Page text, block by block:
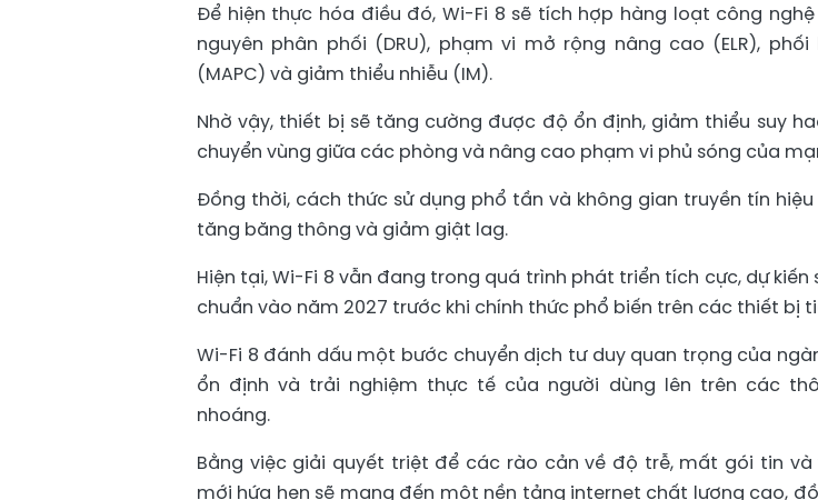
Để hiện thực hóa điều đó, Wi-Fi 8 sẽ tích hợp hàng loạt công
nguyên phân phối (DRU), phạm vi mở rộng nâng cao (ELR),
(MAPC) và giảm thiểu nhiễu (IM).
Nhờ vậy, thiết bị sẽ tăng cường được độ ổn định, giảm thiểu suy
chuyển vùng giữa các phòng và nâng cao phạm vi phủ sóng của
Đồng thời, cách thức sử dụng phổ tần và không gian truyền tín
tăng băng thông và giảm giật lag.
Hiện tại, Wi-Fi 8 vẫn đang trong quá trình phát triển tích cực, dự kiến
chuẩn vào năm 2027 trước khi chính thức phổ biến trên các thiết bị
Wi-Fi 8 đánh dấu một bước chuyển dịch tư duy quan trọng của
ổn định và trải nghiệm thực tế của người dùng lên trên các
nhoáng.
Bằng việc giải quyết triệt để các rào cản về độ trễ, mất gói tin và
mới hứa hẹn sẽ mang đến một nền tảng internet chất lượng cao,